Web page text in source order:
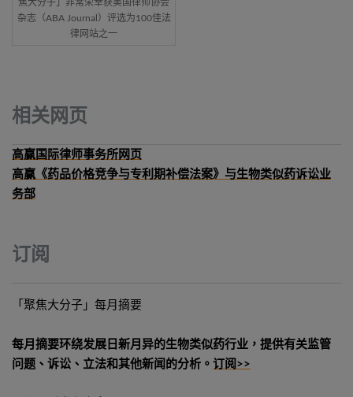
焦大分子」非常荣幸获美国律师协会
杂志（ABA Journal）评选为100佳法
律网站之一
相关网页
高赢国际律师事务所网页
高赢《药品价格竞争与专利期补偿法案》与生物类似药诉讼业
务部
订阅
「聚焦大分子」每月摘要
每月摘要环绕发展日新月异的生物类似药行业，提供有关监管
问题、诉讼、立法和其他新闻的分析。 订阅>>